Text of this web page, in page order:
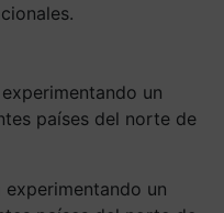
un
países del norte de
experimentando un